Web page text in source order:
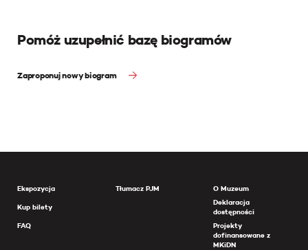
Pomóż uzupełnić bazę biogramów
Zaproponuj nowy biogram
Ekspozycja
Kup bilety
FAQ
Tłumacz PJM
O Muzeum
Deklaracja
dostępności
Projekty
dofinansowane z
MKiDN